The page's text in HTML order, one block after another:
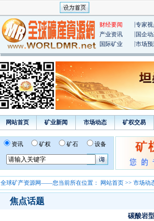
财经要闻 专家视
产业资讯
国企
国际矿业
市场预
网站首页 矿业新闻 市场动态 矿权交易
资讯 矿权 矿石 设备
全球矿产资源网——您当前所在位置： 网站首页 >> 市场动
焦点话题
碳酸岩